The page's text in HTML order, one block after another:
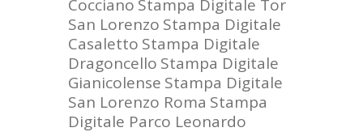
Cocciano Stampa Digitale Tor
San Lorenzo Stampa Digitale
Casaletto Stampa Digitale
Dragoncello Stampa Digitale
Gianicolense Stampa Digitale
San Lorenzo Roma Stampa
Digitale Parco Leonardo